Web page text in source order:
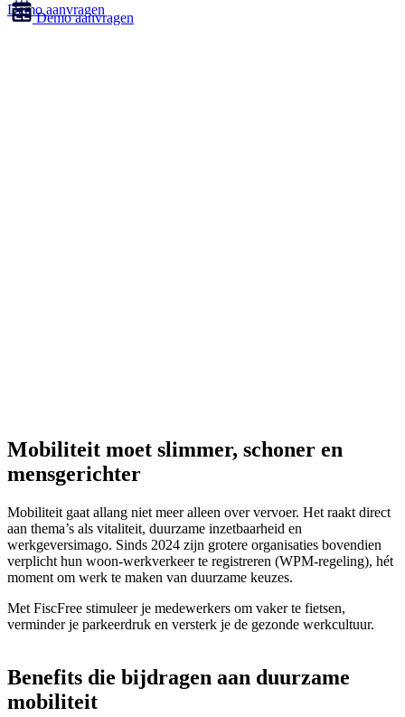
Demo aanvragen
Demo aanvragen
Mobiliteit moet slimmer, schoner en
mensgerichter
Mobiliteit gaat allang niet meer alleen over vervoer. Het raakt direct
aan thema’s als vitaliteit, duurzame inzetbaarheid en
werkgeversimago. Sinds 2024 zijn grotere organisaties bovendien
verplicht hun woon-werkverkeer te registreren (WPM-regeling), hét
moment om werk te maken van duurzame keuzes.
Met FiscFree stimuleer je medewerkers om vaker te fietsen,
verminder je parkeerdruk en versterk je de gezonde werkcultuur.
Benefits die bijdragen aan duurzame
mobiliteit